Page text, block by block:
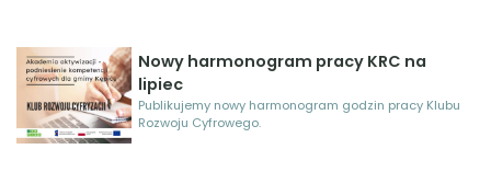
Nowy harmonogram pracy KRC na
lipiec
Publikujemy nowy harmonogram godzin pracy Klubu
Rozwoju Cyfrowego.